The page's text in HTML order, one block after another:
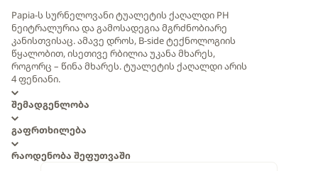
Papia-ს სურნელოვანი ტუალეტის ქაღალდი PH
ნეიტრალურია და გამოსადეგია მგრძნობიარე
კანისთვისაც. ამავე დროს, B-side ტექნოლოგიის
წყალობით, ისეთივე რბილია უკანა მხარეს,
როგორც – წინა მხარეს. ტუალეტის ქაღალდი არის
4 ფენიანი.
შემადგენლობა
გაფრთხილება
რაოდენობა შეფუთვაში